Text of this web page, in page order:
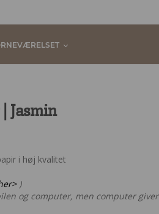
Jasmin
i høj kvalitet
)
og computer, men computer